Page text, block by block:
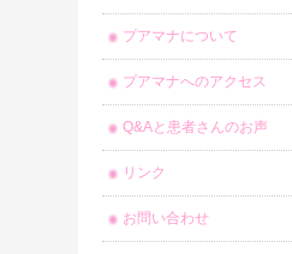
プアマナについて
プアマナへのアクセス
Q&Aと患者さんのお声
リンク
お問い合わせ